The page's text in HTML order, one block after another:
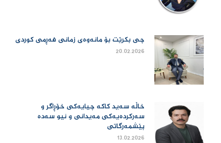
چی بكرێت بۆ مانەوەی زمانی فەڕمی كوردی
20.02.2026
خاڵە سەید کاکە چیایەکی خۆڕاگر و
سەرکردەیەکی مەیدانی و نیو سەدە
پێشمەرگاتی
13.02.2026